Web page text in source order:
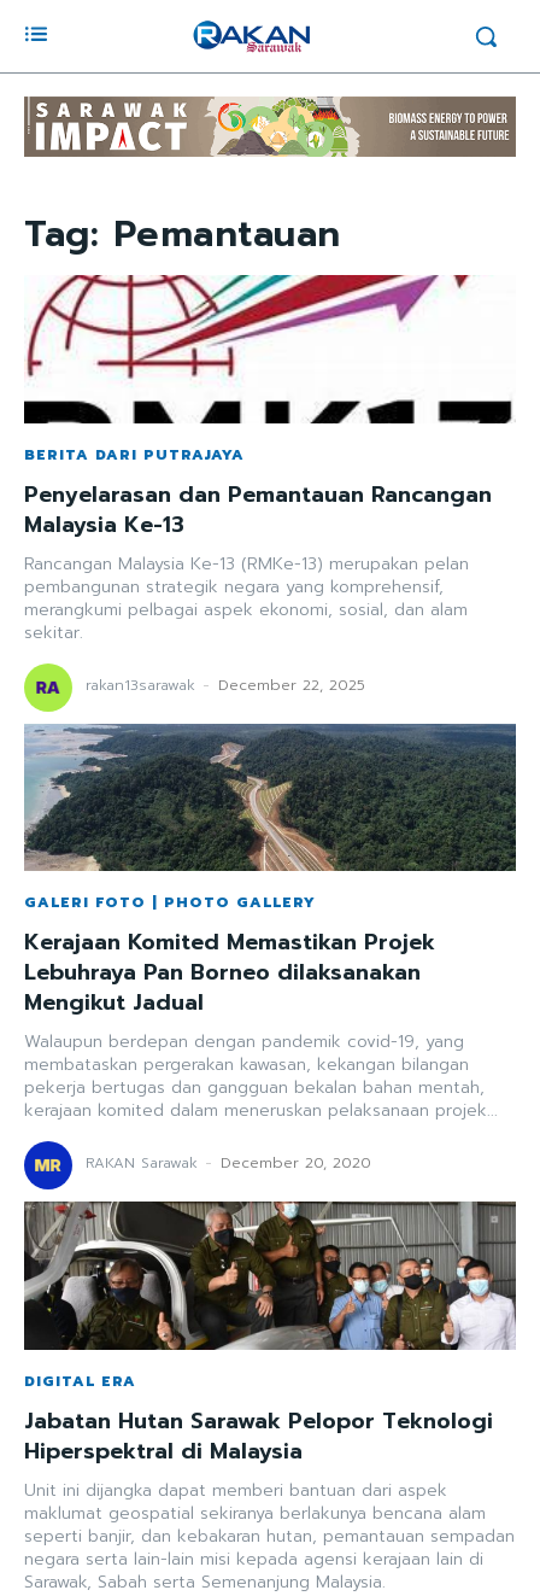
Tag: Pemantauan
BERITA DARI PUTRAJAYA
Penyelarasan dan Pemantauan Rancangan
Malaysia Ke-13
Rancangan Malaysia Ke-13 (RMKe-13) merupakan pelan
pembangunan strategik negara yang komprehensif,
merangkumi pelbagai aspek ekonomi, sosial, dan alam
sekitar.
rakan13sarawak - December 22, 2025
GALERI FOTO | PHOTO GALLERY
Kerajaan Komited Memastikan Projek
Lebuhraya Pan Borneo dilaksanakan
Mengikut Jadual
Walaupun berdepan dengan pandemik covid-19, yang
membataskan pergerakan kawasan, kekangan bilangan
pekerja bertugas dan gangguan bekalan bahan mentah,
kerajaan komited dalam meneruskan pelaksanaan projek...
RAKAN Sarawak - December 20, 2020
DIGITAL ERA
Jabatan Hutan Sarawak Pelopor Teknologi
Hiperspektral di Malaysia
Unit ini dijangka dapat memberi bantuan dari aspek
maklumat geospatial sekiranya berlakunya bencana alam
seperti banjir, dan kebakaran hutan, pemantauan sempadan
negara serta lain-lain misi kepada agensi kerajaan lain di
Sarawak, Sabah serta Semenanjung Malaysia.